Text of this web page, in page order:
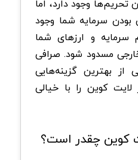
تحریم‌ها وجود دارد، اما
سرمایه شما وجود
سرمایه و ارزهای شما
مسدود شود. صرافی
از بهترین گزینه‌هایی
کوین را با خیالی
کوین چقدر است؟